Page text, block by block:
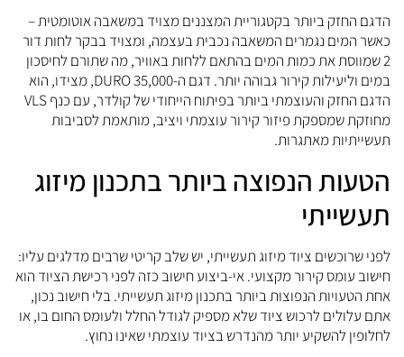
הדגם החזק ביותר בקטגוריית המצננים מצויד במשאבה אוטומטית –
כאשר המים נגמרים המשאבה נכבית בעצמה, ומצויד בבקר לחות דור
2 שמווסת את כמות המים בהתאם ללחות באוויר, מה שתורם לחיסכון
במים וליעילות קירור גבוהה יותר. דגם ה-DURO 35,000, מצידו, הוא
הדגם החזק והעוצמתי ביותר בפיתוח הייחודי של קולדר, עם כנף VLS
מחוזקת שמספקת פיזור קירור עוצמתי ויציב, מותאמת לסביבות
תעשייתיות מאתגרות.
הטעות הנפוצה ביותר בתכנון מיזוג
תעשייתי
לפני שרוכשים ציוד מיזוג תעשייתי, יש שלב קריטי שרבים מדלגים עליו:
חישוב עומס קירור מקצועי. אי-ביצוע חישוב כזה לפני רכישת הציוד הוא
אחת הטעויות הנפוצות ביותר בתכנון מיזוג תעשייתי. בלי חישוב נכון,
אתם עלולים לרכוש ציוד שלא מספיק לגודל החלל ולעומס החום בו, או
לחלופין להשקיע יותר מהנדרש בציוד עוצמתי שאינו נחוץ.